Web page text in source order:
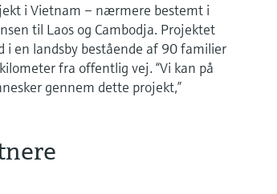
i Vietnam – nærmere bestemt i
til Laos og Cambodja. Projektet
en landsby bestående af 90 familier
fra offentlig vej. “Vi kan på
gennem dette projekt,”